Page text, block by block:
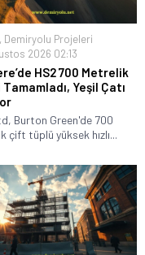
, Demiryolu Projeleri
2026 02:13
HS2 700 Metrelik
Yeşil Çatı
Burton Green'de 700
çift tüplü yüksek hızlı...